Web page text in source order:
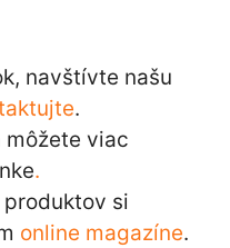
navštívte našu
.
môžete viac
.
si
online magazíne.